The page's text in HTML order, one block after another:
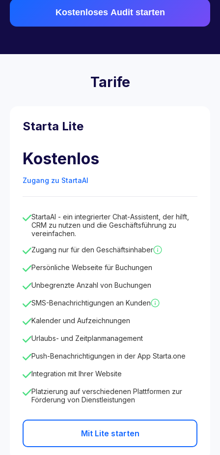
Kostenloses Audit starten
Tarife
Starta Lite
Kostenlos
Zugang zu StartaAI
StartaAI - ein integrierter Chat-Assistent, der hilft,
CRM zu nutzen und die Geschäftsführung zu
vereinfachen.
Zugang nur für den Geschäftsinhaber
Persönliche Webseite für Buchungen
Unbegrenzte Anzahl von Buchungen
SMS-Benachrichtigungen an Kunden
Kalender und Aufzeichnungen
Urlaubs- und Zeitplanmanagement
Push-Benachrichtigungen in der App Starta.one
Integration mit Ihrer Website
Platzierung auf verschiedenen Plattformen zur
Förderung von Dienstleistungen
Mit Lite starten